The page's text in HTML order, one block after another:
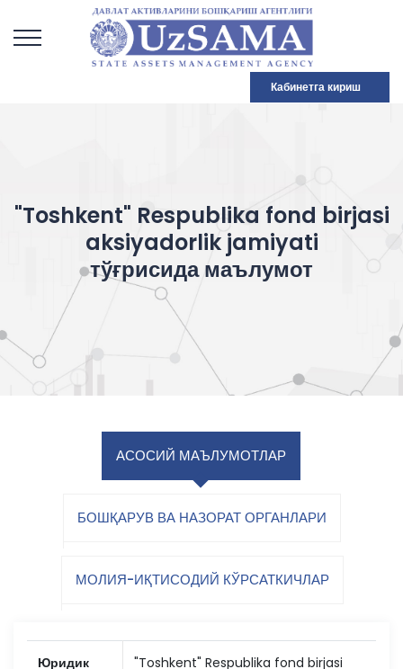
Кабинетга кириш
"Toshkent" Respublika fond birjasi
aksiyadorlik jamiyati
тўғрисида маълумот
АСОСИЙ МАЪЛУМОТЛАР
БОШҚАРУВ ВА НАЗОРАТ ОРГАНЛАРИ
МОЛИЯ-ИҚТИСОДИЙ КЎРСАТКИЧЛАР
Юридик
"Toshkent" Respublika fond birjasi